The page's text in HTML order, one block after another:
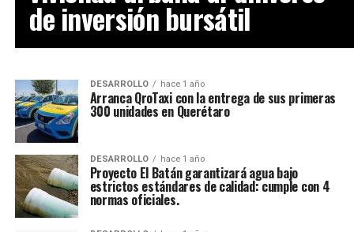
de inversión bursátil
DESARROLLO hace 1 año
Arranca QroTaxi con la entrega de sus primeras
300 unidades en Querétaro
DESARROLLO hace 1 año
Proyecto El Batán garantizará agua bajo
estrictos estándares de calidad: cumple con 4
normas oficiales.